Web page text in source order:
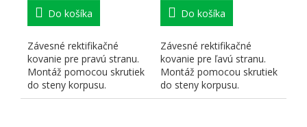
Do košíka
Závesné rektifikačné
kovanie pre pravú stranu.
Montáž pomocou skrutiek
do steny korpusu.
Možnosť nastavenia hore
Do košíka
Závesné rektifikačné
kovanie pre ľavú stranu.
Montáž pomocou skrutiek
do steny korpusu.
Možnosť nastavenia hore